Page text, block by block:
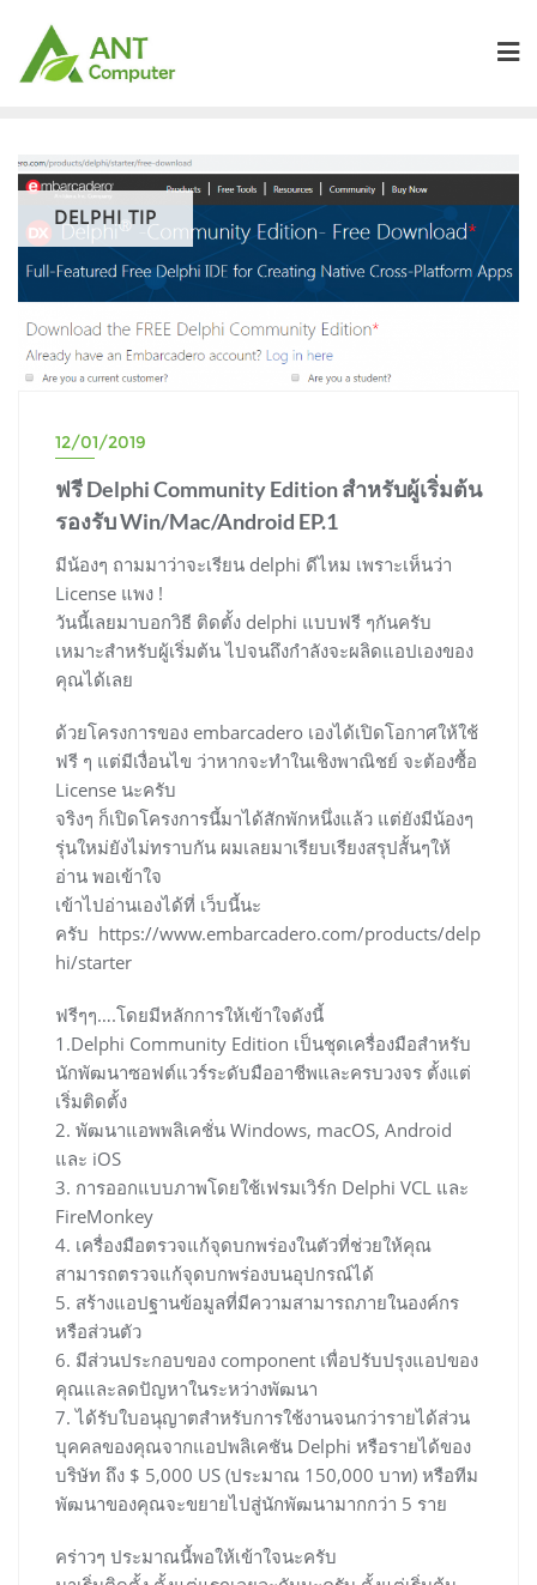
content
DELPHI TIP
12/01/2019
ฟรี Delphi Community Edition สำหรับผู้เริ่มต้น
รองรับ Win/Mac/Android EP.1
มีน้องๆ ถามมาว่าจะเรียน delphi ดีไหม เพราะเห็นว่า
License แพง !
วันนี้เลยมาบอกวิธี ติดตั้ง delphi แบบฟรี ๆกันครับ
เหมาะสำหรับผู้เริ่มต้น ไปจนถึงกำลังจะผลิดแอปเองของ
คุณได้เลย
ด้วยโครงการของ embarcadero เองได้เปิดโอกาศให้ใช้
ฟรี ๆ แต่มีเงื่อนไข ว่าหากจะทำในเชิงพาณิชย์ จะต้องซื้อ
License นะครับ
จริงๆ ก็เปิดโครงการนี้มาได้สักพักหนึ่งแล้ว แต่ยังมีน้องๆ
รุ่นใหม่ยังไม่ทราบกัน ผมเลยมาเรียบเรียงสรุปสั้นๆให้
อ่าน พอเข้าใจ
เข้าไปอ่านเองได้ที่ เว็บนี้นะ
ครับ https://www.embarcadero.com/products/delp
hi/starter
ฟรีๆๆ….โดยมีหลักการให้เข้าใจดังนี้
1.Delphi Community Edition เป็นชุดเครื่องมือสำหรับ
นักพัฒนาซอฟต์แวร์ระดับมืออาชีพและครบวงจร ตั้งแต่
เริ่มติดตั้ง
2. พัฒนาแอพพลิเคชั่น Windows, macOS, Android
และ iOS
3. การออกแบบภาพโดยใช้เฟรมเวิร์ก Delphi VCL และ
FireMonkey
4. เครื่องมือตรวจแก้จุดบกพร่องในตัวที่ช่วยให้คุณ
สามารถตรวจแก้จุดบกพร่องบนอุปกรณ์ได้
5. สร้างแอปฐานข้อมูลที่มีความสามารถภายในองค์กร
หรือส่วนตัว
6. มีส่วนประกอบของ component เพื่อปรับปรุงแอปของ
คุณและลดปัญหาในระหว่างพัฒนา
7. ได้รับใบอนุญาตสำหรับการใช้งานจนกว่ารายได้ส่วน
บุคคลของคุณจากแอปพลิเคชัน Delphi หรือรายได้ของ
บริษัท ถึง $ 5,000 US (ประมาณ 150,000 บาท) หรือทีม
พัฒนาของคุณจะขยายไปสู่นักพัฒนามากกว่า 5 ราย
คร่าวๆ ประมาณนี้พอให้เข้าใจนะครับ